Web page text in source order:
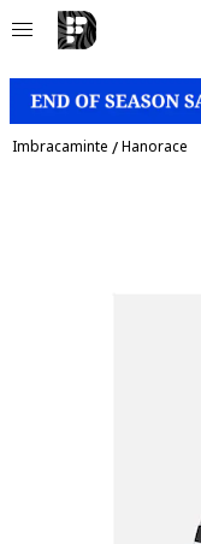
Imbracaminte /Hanorace